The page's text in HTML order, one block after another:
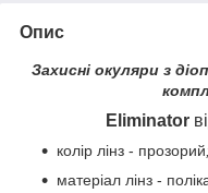
Опис
Захисні окуляри з
Eliminator
колір лінз - прозорий
матеріал лінз -